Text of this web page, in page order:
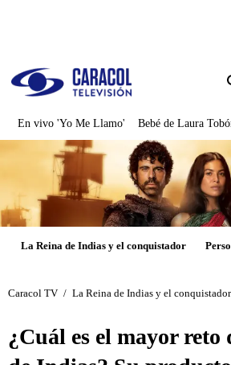
En vivo 'Yo Me Llamo' Bebé de Laura
La Reina de Indias y el conquistador
Caracol TV / La Reina de Indias y el conquistador
¿Cuál es el mayor reto